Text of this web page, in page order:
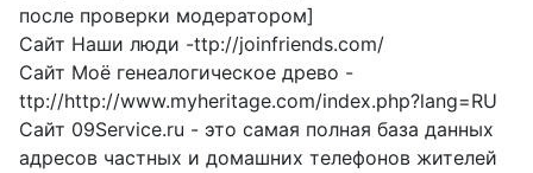
после проверки модератором]
Сайт Наши люди -ttp://joinfriends.com/
Сайт Моё генеалогическое древо -
ttp://http://www.myheritage.com/index.php?lang=RU
Сайт 09Service.ru - это самая полная база данных
адресов частных и домашних телефонов жителей